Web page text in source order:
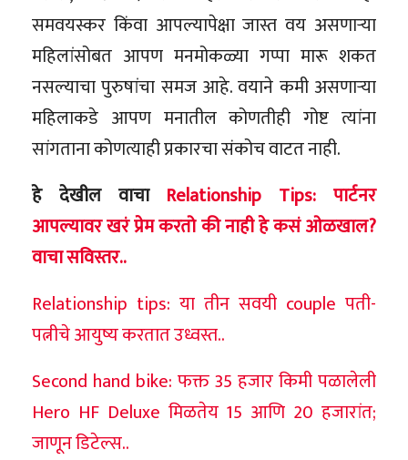
समवयस्कर किंवा आपल्यापेक्षा जास्त वय असणाऱ्या
महिलांसोबत आपण मनमोकळ्या गप्पा मारू शकत
नसल्याचा पुरुषांचा समज आहे. वयाने कमी असणाऱ्या
महिलाकडे आपण मनातील कोणतीही गोष्ट त्यांना
सांगताना कोणत्याही प्रकारचा संकोच वाटत नाही.
हे देखील वाचा Relationship Tips: पार्टनर
आपल्यावर खरं प्रेम करतो की नाही हे कसं ओळखाल?
वाचा सविस्तर..
Relationship tips: या तीन सवयी couple पती-
पत्नीचे आयुष्य करतात उध्वस्त..
Second hand bike: फक्त 35 हजार किमी पळालेली
Hero HF Deluxe मिळतेय 15 आणि 20 हजारांत;
जाणून डिटेल्स..